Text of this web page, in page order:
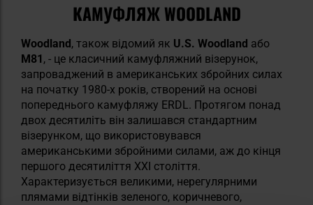
КАМУФЛЯЖ WOODLAND
Woodland, також відомий як U.S. Woodland або
M81 , - це класичний камуфляжний візерунок,
запроваджений в американських збройних силах
на початку 1980-х років, створений на основі
попереднього камуфляжу ERDL. Протягом понад
двох десятиліть він залишався стандартним
візерунком, що використовувався
американськими збройними силами, аж до кінця
першого десятиліття XXI століття.
Характеризується великими, нерегулярними
плямами відтінків зеленого, коричневого,